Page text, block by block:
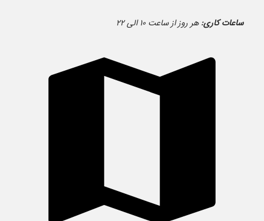
ساعات کاری: هر روز از ساعت ۱۰ الی ۲۲